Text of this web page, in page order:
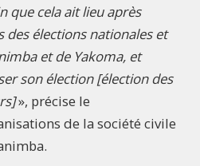
que cela ait lieu après
élections nationales et
et de Yakoma, et
son élection [élection des
», précise le
de la société civile